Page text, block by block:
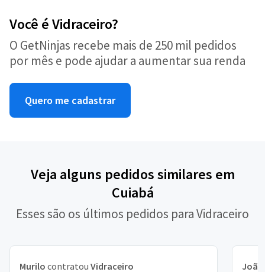
Você é Vidraceiro?
O GetNinjas recebe mais de 250 mil pedidos
por mês e pode ajudar a aumentar sua renda
Quero me cadastrar
Veja alguns pedidos similares em
Cuiabá
Esses são os últimos pedidos para Vidraceiro
Murilo contratou Vidraceiro João